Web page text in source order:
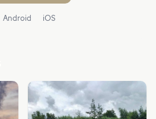
Android iOS